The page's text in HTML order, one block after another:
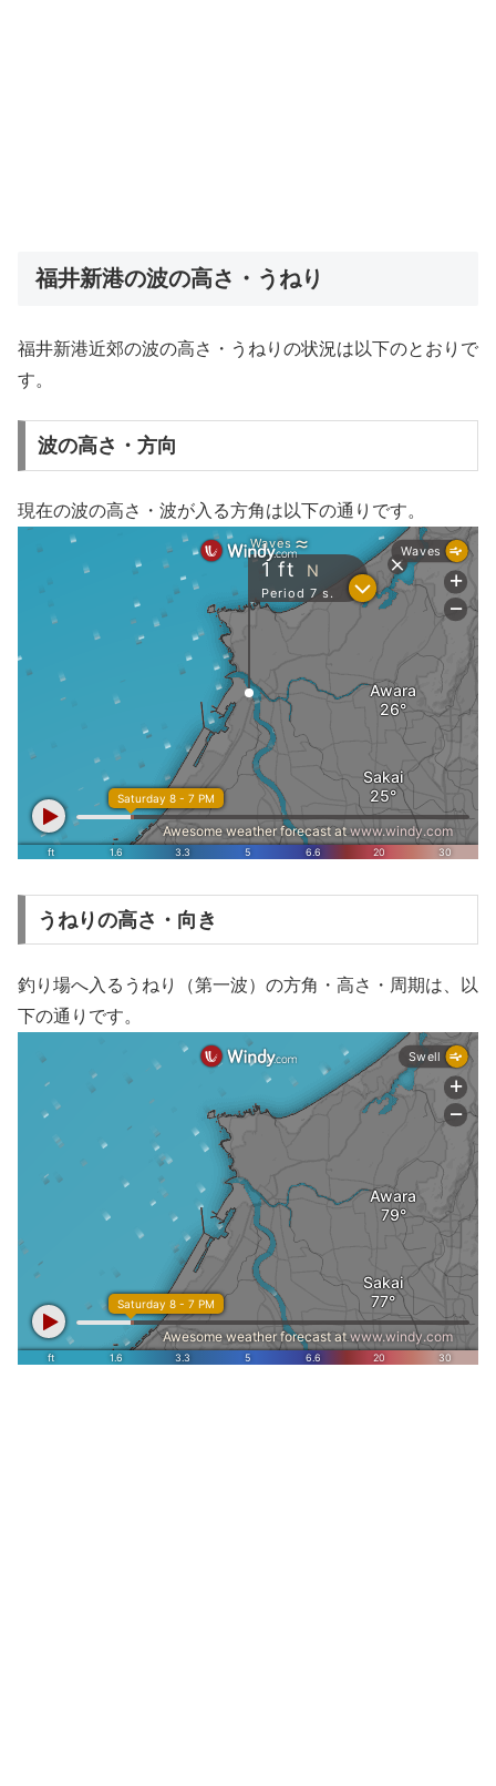
福井新港の波の高さ・うねり
福井新港近郊の波の高さ・うねりの状況は以下のとおりで
す。
波の高さ・方向
現在の波の高さ・波が入る方角は以下の通りです。
うねりの高さ・向き
釣り場へ入るうねり（第一波）の方角・高さ・周期は、以
下の通りです。